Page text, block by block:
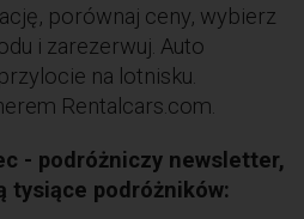
porównaj ceny, wybierz
i zarezerwuj. Auto
na lotnisku.
Rentalcars.com.
- podróżniczy newsletter,
tysiące podróżników: